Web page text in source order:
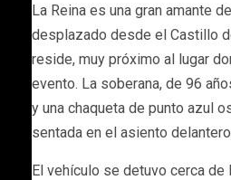
La Reina es una gran amante
desplazado desde el Castillo
reside, muy próximo al lugar
evento. La soberana, de 96
y una chaqueta de punto azul
sentada en el asiento
El vehículo se detuvo cerca de